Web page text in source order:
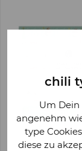
chili
Um Dein
angenehm
type
diese zu